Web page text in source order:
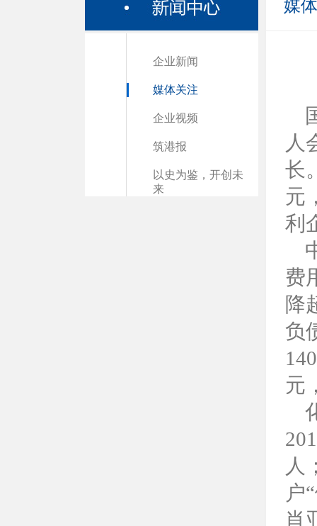
企业新闻
媒体关注
企业视频
筑港报
以史为鉴，开创未
来
媒
人
长
元
利
费
降
负
元
人
户
肖